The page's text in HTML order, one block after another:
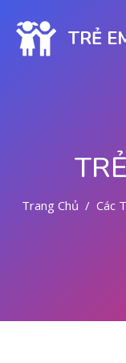
TRẺ
Trang Chủ Các Trang